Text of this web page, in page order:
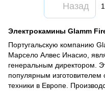
Назад 1
Электрокамины Glamm
Португальскую компанию
Марсело Алвес Инасио,
генеральным директором.
популярным изготовителем
техники в Европе.